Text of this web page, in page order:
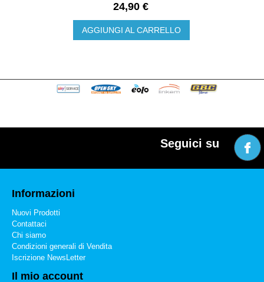
24,90 €
AGGIUNGI AL CARRELLO
Seguici su
Informazioni
Nuovi Prodotti
Contattaci
Chi siamo
Condizioni generali di Vendita
Iscrizione NewsLetter
Il mio account